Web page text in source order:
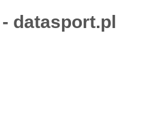
datasport.pl